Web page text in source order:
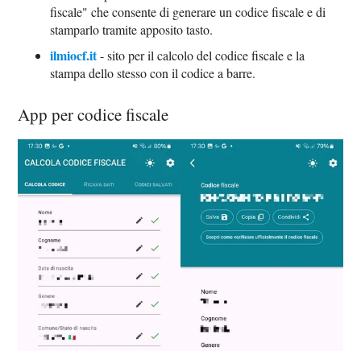
fiscale" che consente di generare un codice fiscale e di
stamparlo tramite apposito tasto.
ilmiocf.it- sito per il calcolo del codice fiscale e la
stampa dello stesso con il codice a barre.
App per codice fiscale